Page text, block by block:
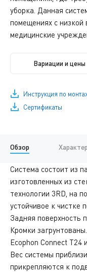
уборка. Данная
помещениях с
медицинские
Вариации и цены
Инструкция по
Сертификаты
Обзор
Система состоит из
изготовленных из
технологии 3RD, на
устойчивое к чистке
Задняя поверхность
Кромки
Ecophon Connect T24
Вес системы
прикрепляются к